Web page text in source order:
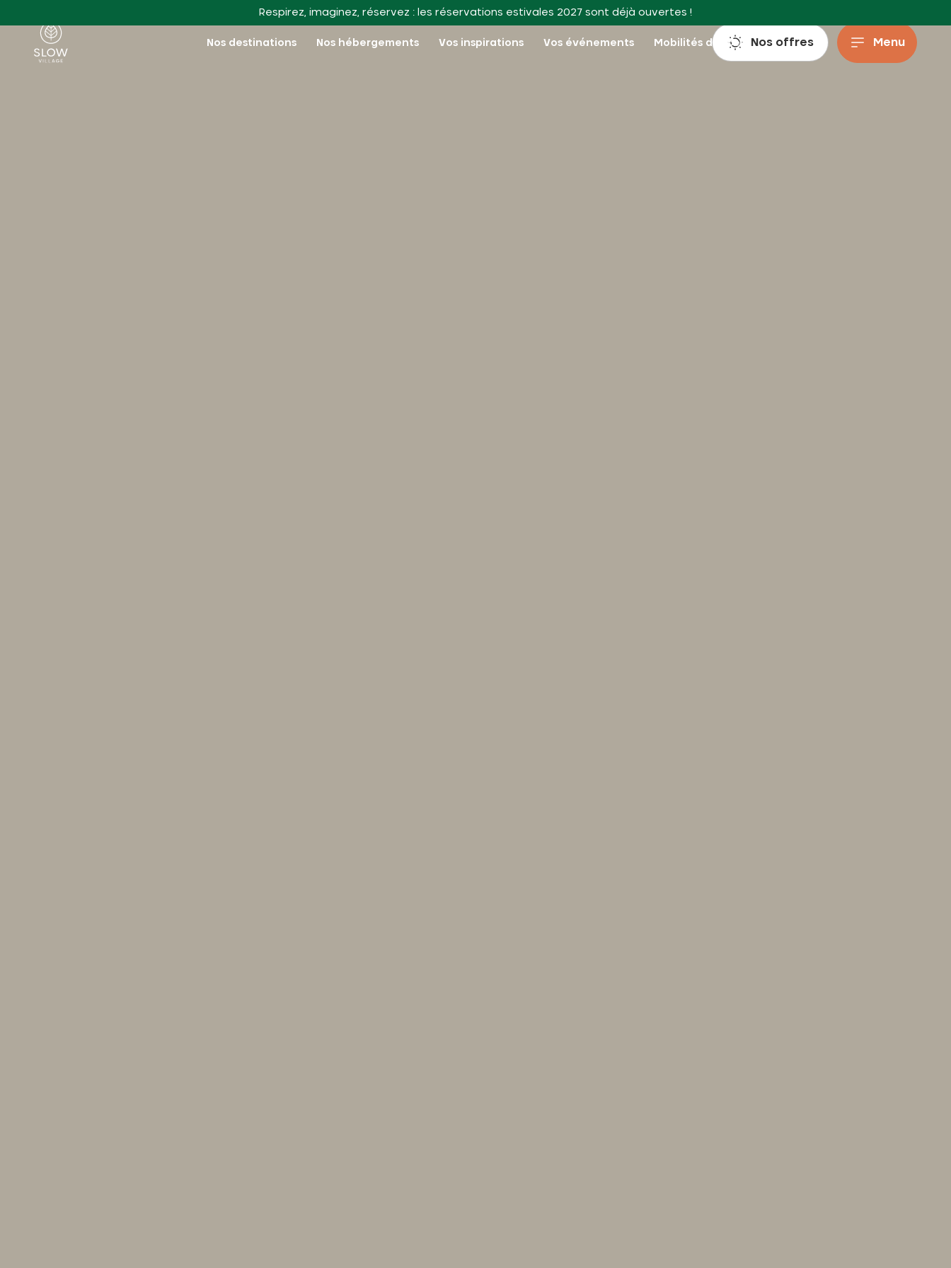
Respirez, imaginez, réservez : les réservations estivales 2027 sont déjà ouvertes !
Slow Village
Nos destinations Nos hébergements Vos inspirations Vos événements Mobilités douces Nos offres Menu